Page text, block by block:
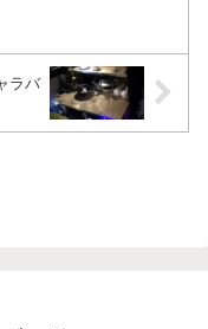
ラバ